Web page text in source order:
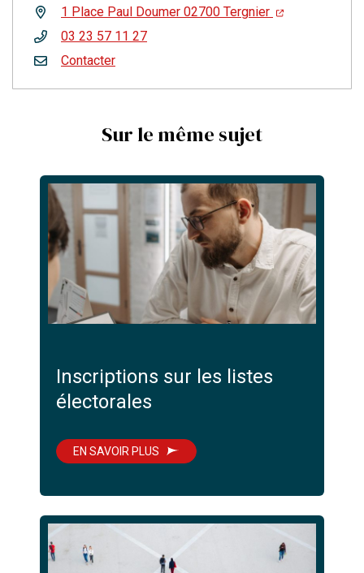
1 Place Paul Doumer 02700 Tergnier
03 23 57 11 27
Contacter
Sur le même sujet
Inscriptions sur les listes
électorales
EN SAVOIR PLUS